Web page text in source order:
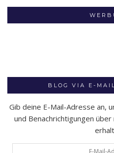
BLOG VIA E-
Gib deine E-Mail-Adresse an,
und Benachrichtigungen